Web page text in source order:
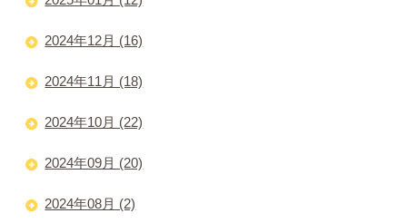
2024年12月 (16)
2024年11月 (18)
2024年10月 (22)
2024年09月 (20)
2024年08月 (2)